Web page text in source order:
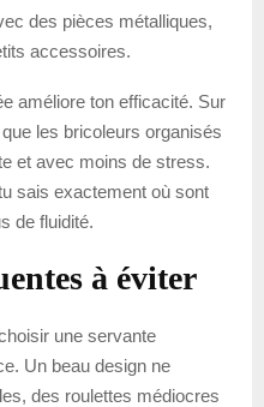
des pièces métalliques,
accessoires.
améliore ton efficacité. Sur
les bricoleurs organisés
et avec moins de stress.
sais exactement où sont
de fluidité.
à éviter
une servante
Un beau design ne
des roulettes médiocres